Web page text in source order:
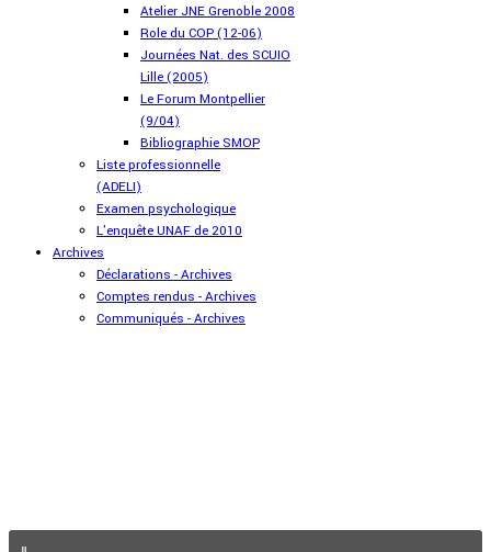
Atelier JNE Grenoble 2008
Role du COP (12-06)
Journées Nat. des SCUIO
Lille (2005)
Le Forum Montpellier
(9/04)
Bibliographie SMOP
Liste professionnelle
(ADELI)
Examen psychologique
L'enquête UNAF de 2010
Archives
Déclarations - Archives
Comptes rendus - Archives
Communiqués - Archives